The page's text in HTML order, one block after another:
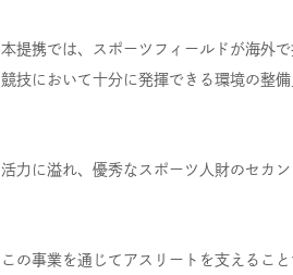
本提携では、スポーツフィールドが海外
競技において十分に発揮できる環境の整
活力に溢れ、優秀なスポーツ人財のセカ
この事業を通じてアスリートを支えるこ